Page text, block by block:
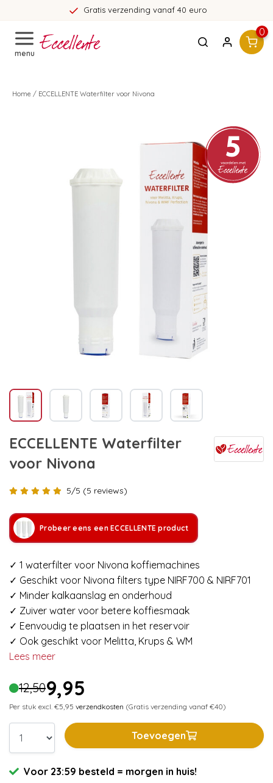
Gratis verzending vanaf 40 euro
menu
0
Home / ECCELLENTE Waterfilter voor Nivona
ECCELLENTE Waterfilter
voor Nivona
5/5 (5 reviews)
Probeer eens een ECCELLENTE product
✓ 1 waterfilter voor Nivona koffiemachines
✓ Geschikt voor Nivona filters type NIRF700 & NIRF701
✓ Minder kalkaanslag en onderhoud
✓ Zuiver water voor betere koffiesmaak
✓ Eenvoudig te plaatsen in het reservoir
✓ Ook geschikt voor Melitta, Krups & WM
Lees meer
12,509,95
Per stuk excl. €5,95 verzendkosten (Gratis verzending vanaf €40)
Toevoegen
Voor 23:59 besteld = morgen in huis!